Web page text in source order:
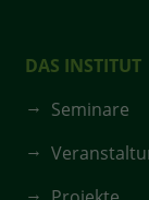
DAS INSTITUT
Seminare